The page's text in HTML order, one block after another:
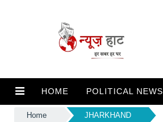
HOME POLITICAL NEWS
Home JHARKHAND